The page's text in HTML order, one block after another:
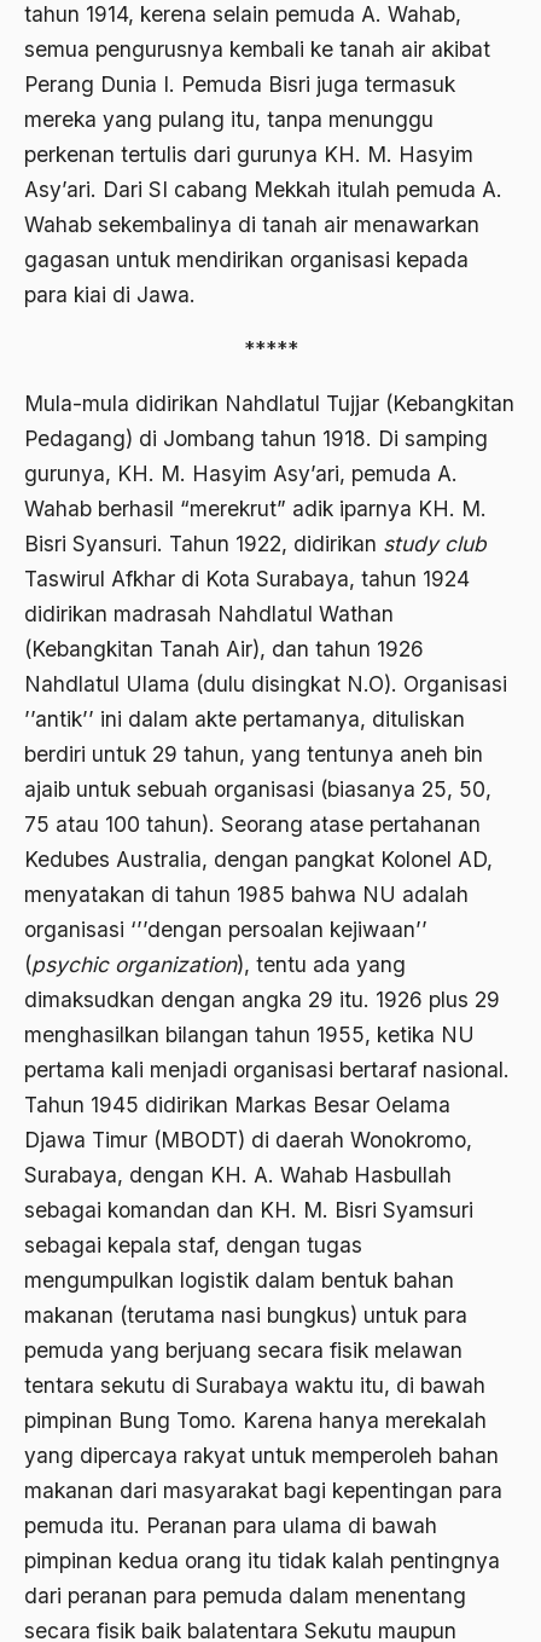
tahun 1914, kerena selain pemuda A. Wahab,
semua pengurusnya kembali ke tanah air akibat
Perang Dunia I. Pemuda Bisri juga termasuk
mereka yang pulang itu, tanpa menunggu
perkenan tertulis dari gurunya KH. M. Hasyim
Asy’ari. Dari SI cabang Mekkah itulah pemuda A.
Wahab sekembalinya di tanah air menawarkan
gagasan untuk mendirikan organisasi kepada
para kiai di Jawa.
*****
Mula-mula didirikan Nahdlatul Tujjar (Kebangkitan
Pedagang) di Jombang tahun 1918. Di samping
gurunya, KH. M. Hasyim Asy’ari, pemuda A.
Wahab berhasil “merekrut” adik iparnya KH. M.
Bisri Syansuri. Tahun 1922, didirikan study club
Taswirul Afkhar di Kota Surabaya, tahun 1924
didirikan madrasah Nahdlatul Wathan
(Kebangkitan Tanah Air), dan tahun 1926
Nahdlatul Ulama (dulu disingkat N.O). Organisasi
’’antik’’ ini dalam akte pertamanya, dituliskan
berdiri untuk 29 tahun, yang tentunya aneh bin
ajaib untuk sebuah organisasi (biasanya 25, 50,
75 atau 100 tahun). Seorang atase pertahanan
Kedubes Australia, dengan pangkat Kolonel AD,
menyatakan di tahun 1985 bahwa NU adalah
organisasi ‘’’dengan persoalan kejiwaan’’
(psychic organization), tentu ada yang
dimaksudkan dengan angka 29 itu. 1926 plus 29
menghasilkan bilangan tahun 1955, ketika NU
pertama kali menjadi organisasi bertaraf nasional.
Tahun 1945 didirikan Markas Besar Oelama
Djawa Timur (MBODT) di daerah Wonokromo,
Surabaya, dengan KH. A. Wahab Hasbullah
sebagai komandan dan KH. M. Bisri Syamsuri
sebagai kepala staf, dengan tugas
mengumpulkan logistik dalam bentuk bahan
makanan (terutama nasi bungkus) untuk para
pemuda yang berjuang secara fisik melawan
tentara sekutu di Surabaya waktu itu, di bawah
pimpinan Bung Tomo. Karena hanya merekalah
yang dipercaya rakyat untuk memperoleh bahan
makanan dari masyarakat bagi kepentingan para
pemuda itu. Peranan para ulama di bawah
pimpinan kedua orang itu tidak kalah pentingnya
dari peranan para pemuda dalam menentang
secara fisik baik balatentara Sekutu maupun
1976
1975
1973
1972
1971
Afiliasi Kultural
Afrika
Afrika utara
agama
Agama & Negara
Agama Asli
Agama Asli Indonesia
Agama dan Politik
Agama dan Praktis
Agama Demokrasi
Agama di Asia
agama elitis
Agama Hukum
Agama Inovasi
Agama Islam
agama populer
Agamawan
Agenda Nasional
agraris
Agum Gumelar
Agus Miftah
Ahimsa
Ahli
ahli fikih
Ahli Ilmu Agama
Ahli waris
ahlul sunnah wal jamaah
Ahlussunnah Wal jamaah
Ahmad Benbella
Ahmad Daudy